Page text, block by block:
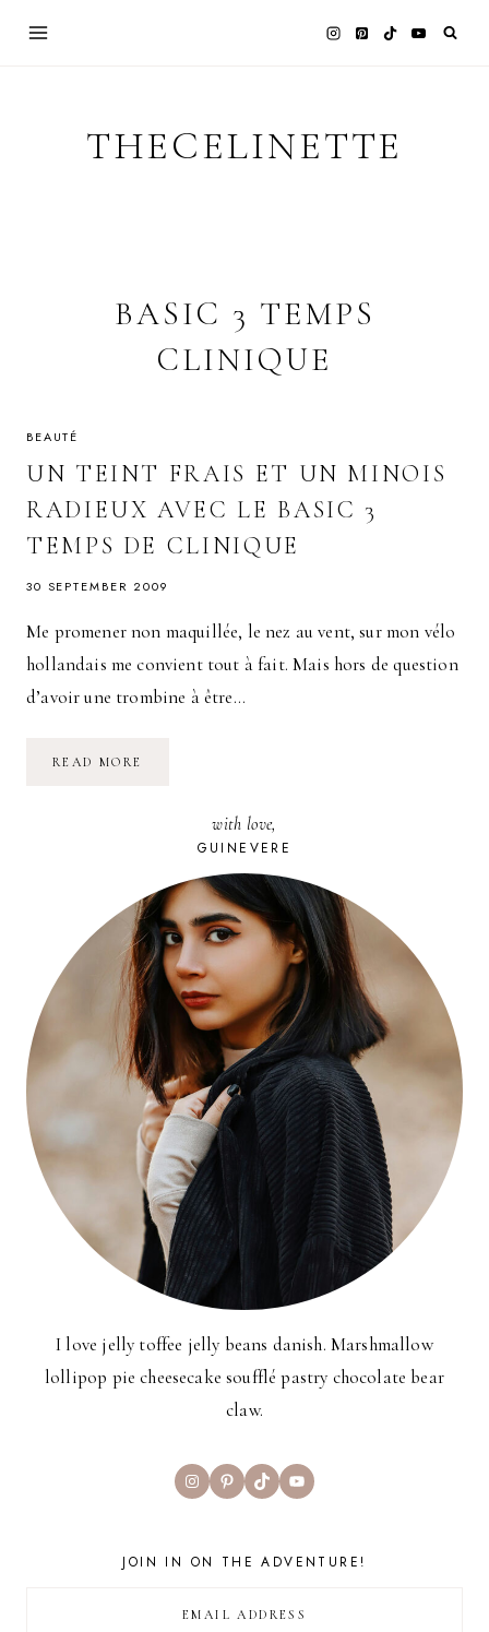
THECELINETTE
BASIC 3 TEMPS
CLINIQUE
BEAUTÉ
UN TEINT FRAIS ET UN MINOIS
RADIEUX AVEC LE BASIC 3
TEMPS DE CLINIQUE
30 SEPTEMBER 2009
Me promener non maquillée, le nez au vent, sur mon vélo
hollandais me convient tout à fait. Mais hors de question
d’avoir une trombine à être…
READ MORE
RADIEUX
BASIC
3
TEMPS
DE
CLINIQUE
with love,
GUINEVERE
I love jelly toffee jelly beans danish. Marshmallow
lollipop pie cheesecake soufflé pastry chocolate bear
claw.
InstagramPinterest
TikTokYouTube
JOIN IN ON THE ADVENTURE!